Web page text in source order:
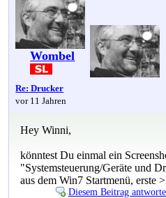
Wombel
Re: Drucker
vor 11 Jahren
Hey Winni,
könntest Du einmal ein
"Systemsteuerung/Geräte und
aus dem Win7 Startmenü, erste
Diesem Beitrag